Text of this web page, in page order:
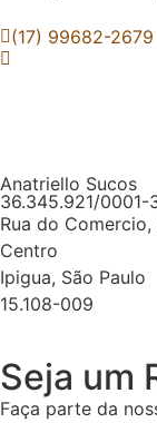
(17) 99682-2679
Anatriello Sucos
36.345.921/0001-
Rua do Comercio,
Centro
Ipigua, São Paulo
15.108-009
Seja um
Faça parte da